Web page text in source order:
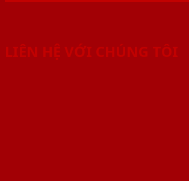
LIÊN HỆ VỚI CHÚNG TÔI